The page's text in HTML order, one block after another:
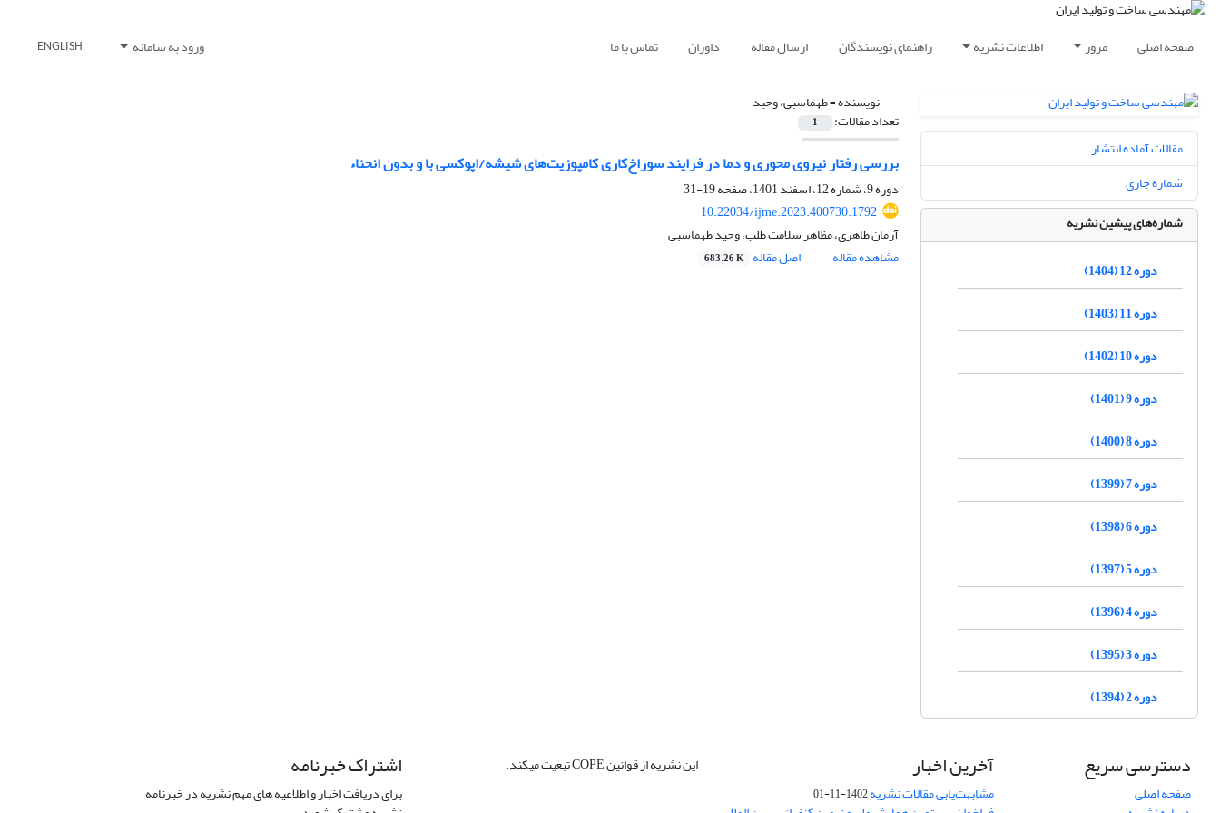
صفحه اصلی مرور اطلاعات نشریه راهنمای نویسندگان ارسال مقاله داوران تماس با ما ورود به سامانه ENGLISH
نویسنده =طهماسبی، وحید
تعداد مقالات: 1
بررسی رفتار نیروی محوری و دما در فرایند سوراخ‌کاری کامپوزیت‌های شیشه/اپوکسی با و بدون انحناء
دوره 9، شماره 12، اسفند 1401، صفحه
19-31
10.22034/ijme.2023.400730.1792
آرمان طاهری، مظاهر سلامت طلب، وحید طهماسبی
مشاهده مقاله
اصل مقاله 683.26 K
مقالات آماده انتشار
شماره جاری
شماره‌های پیشین نشریه
دوره 12 (1404)
دوره 11 (1403)
دوره 10 (1402)
دوره 9 (1401)
دوره 8 (1400)
دوره 7 (1399)
دوره 6 (1398)
دوره 5 (1397)
دوره 4 (1396)
دوره 3 (1395)
دوره 2 (1394)
دسترسی سریع
صفحه اصلی
آخرین اخبار
مشابهت‌یابی مقالات نشریه1402-11-01
این نشریه از قوانین COPE تبعیت میکند. اشتراک خبرنامه
برای دریافت اخبار و اطلاعیه های مهم نشریه در خبرنامه